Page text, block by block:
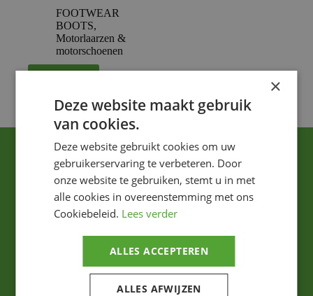
FOOTWEAR
BOOTS,
Motorlaarzen &
motorschoenen
×
Deze website maakt gebruik
van cookies.
Deze website gebruikt cookies om uw
gebruikerservaring te verbeteren. Door
onze website te gebruiken, stemt u in met
alle cookies in overeenstemming met ons
Cookiebeleid. Lees verder
ALLES ACCEPTEREN
ALLES AFWIJZEN